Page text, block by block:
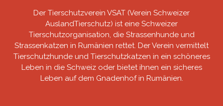
Der Tierschutzverein VSAT (Verein Schweizer
AuslandTierschutz) ist eine Schweizer
Tierschutzorganisation, die Strassenhunde und
Strassenkatzen in Rumänien rettet. Der Verein vermittelt
Tierschutzhunde und Tierschutzkatzen in ein schöneres
Leben in die Schweiz oder bietet ihnen ein sicheres
Leben auf dem Gnadenhof in Rumänien.